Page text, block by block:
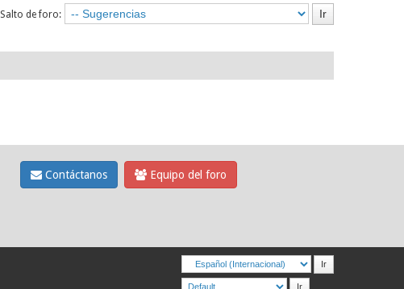
Salto de foro:
Contáctanos Equipo del foro